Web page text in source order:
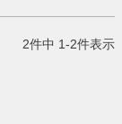
2件中 1-2件表示